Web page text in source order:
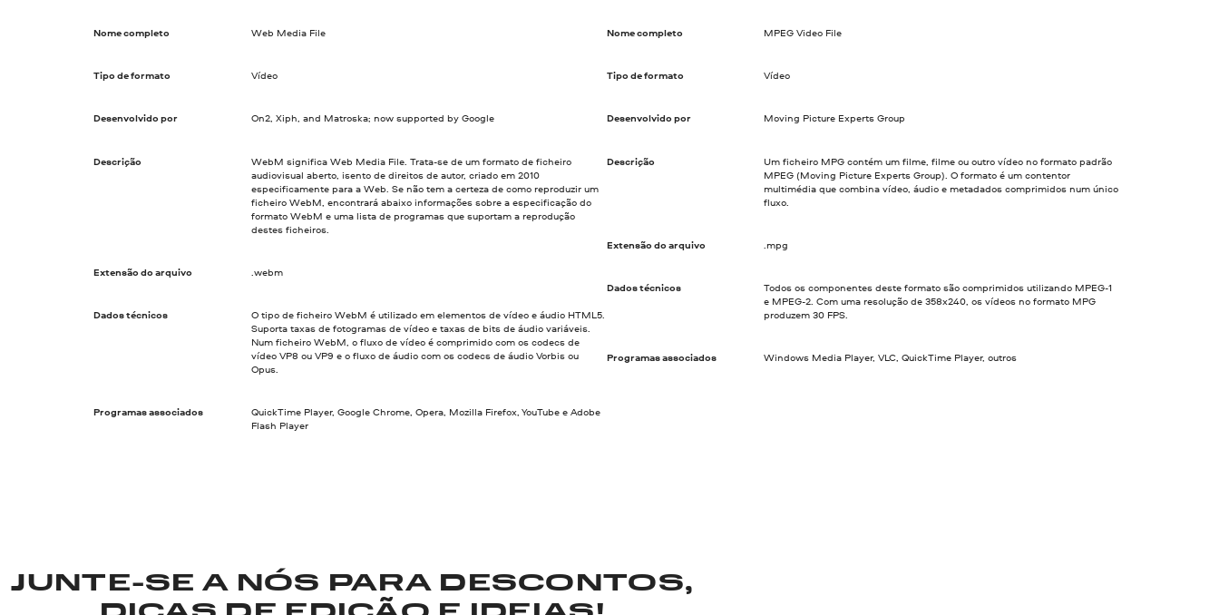
Nome completo Web Media File
Tipo de formato Vídeo
Desenvolvido por On2, Xiph, and Matroska; now supported by Google
Descrição
WebM significa Web Media File. Trata-se de um formato de ficheiro
audiovisual aberto, isento de direitos de autor, criado em 2010
especificamente para a Web. Se não tem a certeza de como reproduzir um
ficheiro WebM, encontrará abaixo informações sobre a especificação do
formato WebM e uma lista de programas que suportam a reprodução
destes ficheiros.
Extensão do arquivo .webm
Dados técnicos
O tipo de ficheiro WebM é utilizado em elementos de vídeo e áudio HTML5.
Suporta taxas de fotogramas de vídeo e taxas de bits de áudio variáveis.
Num ficheiro WebM, o fluxo de vídeo é comprimido com os codecs de
vídeo VP8 ou VP9 e o fluxo de áudio com os codecs de áudio Vorbis ou
Opus.
Programas associados
QuickTime Player, Google Chrome, Opera, Mozilla Firefox, YouTube e Adobe
Flash Player
Nome completo MPEG Video File
Tipo de formato Vídeo
Desenvolvido por Moving Picture Experts Group
Descrição
Um ficheiro MPG contém um filme, filme ou outro vídeo no formato padrão
MPEG (Moving Picture Experts Group). O formato é um contentor
multimédia que combina vídeo, áudio e metadados comprimidos num único
fluxo.
Extensão do arquivo .mpg
Dados técnicos
Todos os componentes deste formato são comprimidos utilizando MPEG-1
e MPEG-2. Com uma resolução de 358x240, os vídeos no formato MPG
produzem 30 FPS.
Programas associados Windows Media Player, VLC, QuickTime Player, outros
JUNTE-SE A NÓS PARA DESCONTOS,